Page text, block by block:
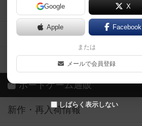
Google X
Apple Facebook
または
メールで会員登録
しばらく表示しない
ボドとも・会員一覧
ボードゲーム業界コラム
ボドゲーマご利用案内
ボードゲーム通販
新作・再入荷情報